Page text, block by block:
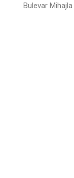
Bulevar